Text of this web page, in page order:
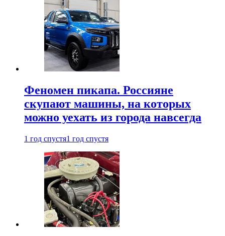
Феномен пикапа. Россияне
скупают машины, на которых
можно уехать из города навсегда
1 год спустя1 год спустя